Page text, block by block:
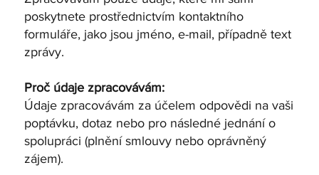
poskytnete prostřednictvím kontaktního
formuláře, jako jsou jméno, e-mail, případně text
zprávy.
Proč údaje zpracovávám:
Údaje zpracovávám za účelem odpovědi na vaši
poptávku, dotaz nebo pro následné jednání o
spolupráci (plnění smlouvy nebo oprávněný
zájem).